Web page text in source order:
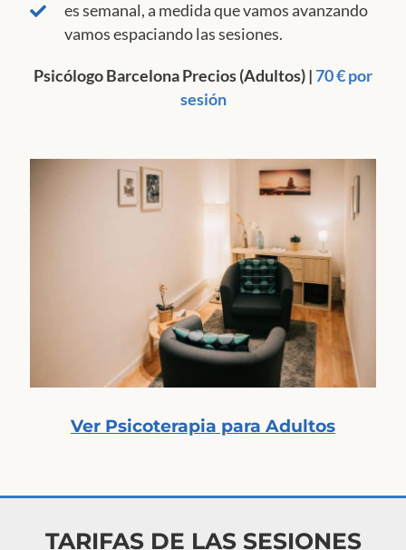
es semanal, a medida que vamos avanzando
vamos espaciando las sesiones.
Psicólogo Barcelona Precios (Adultos) |70 € por
sesión
Ver Psicoterapia para Adultos
TARIFAS DE LAS SESIONES